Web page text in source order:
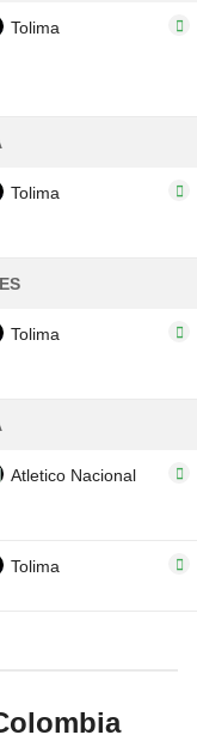
Tolima
Tolima
Tolima
Atletico Nacional
Tolima